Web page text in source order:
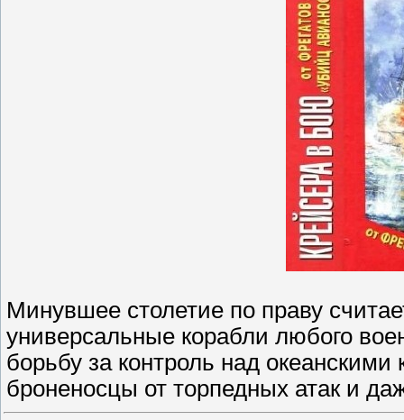
Минувшее столетие по праву
универсальные корабли любого
борьбу за контроль над
броненосцы от торпедных атак и